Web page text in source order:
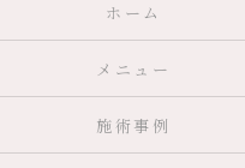
ホーム
メニュー
施術事例